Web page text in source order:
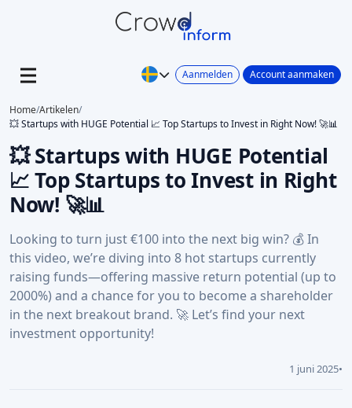
Aanmelden Account aanmaken
Home/Artikelen/
💥 Startups with HUGE Potential 📈 Top Startups to Invest in Right Now! 🚀📊
💥 Startups with HUGE Potential
📈 Top Startups to Invest in Right
Now! 🚀📊
Looking to turn just €100 into the next big win? 💰 In
this video, we’re diving into 8 hot startups currently
raising funds—offering massive return potential (up to
2000%) and a chance for you to become a shareholder
in the next breakout brand. 🚀 Let’s find your next
investment opportunity!
1 juni 2025•